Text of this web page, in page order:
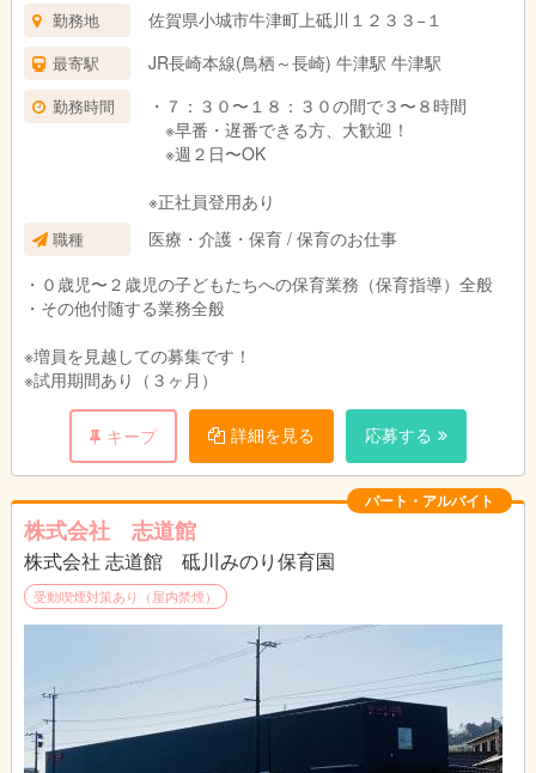
勤務地 佐賀県小城市牛津町上砥川１２３３−１
最寄駅 JR長崎本線(鳥栖～長崎) 牛津駅 牛津駅
勤務時間
・７：３０〜１８：３０の間で３〜８時間
※早番・遅番できる方、大歓迎！
※週２日〜OK
※正社員登用あり
職種
医療・介護・保育 / 保育のお仕事
・０歳児〜２歳児の子どもたちへの保育業務（保育指導）全般
・その他付随する業務全般
※増員を見越しての募集です！
※試用期間あり（３ヶ月）
キープ 詳細を見る 応募する
パート・アルバイト
株式会社 志道館
株式会社 志道館 砥川みのり保育園
受動喫煙対策あり（屋内禁煙）